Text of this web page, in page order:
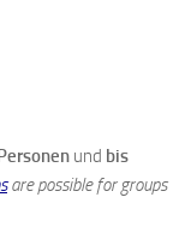
und bis
are possible for groups